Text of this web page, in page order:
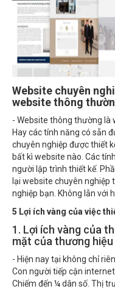
Website chuyên
website thông
- Website thông thường là
Hay các tính năng có sẵn
chuyên nghiệp được thiết
bất kì website nào. Các
người lập trình thiết kế.
lại website chuyên
nghiệp bạn. Không lẫn với
5 Lợi ích vàng của việc
1. Lợi ích vàng của
mặt của thương hiệu
- Hiện nay tại không chỉ
Con người tiếp cận
Chiếm đến ¼ dân số. Thị